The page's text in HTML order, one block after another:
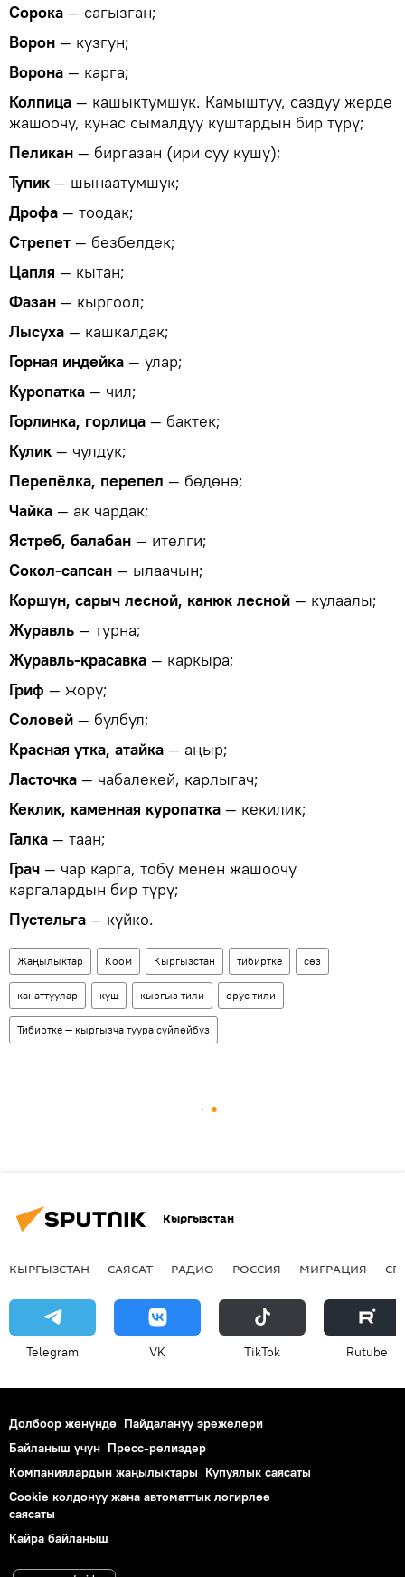
Сорока — сагызган;
Ворон — кузгун;
Ворона — карга;
Колпица — кашыктумшук. Камыштуу, саздуу жерде
жашоочу, кунас сымалдуу куштардын бир түрү;
Пеликан — биргазан (ири суу кушу);
Тупик — шынаатумшук;
Дрофа — тоодак;
Стрепет — безбелдек;
Цапля — кытан;
Фазан — кыргоол;
Лысуха — кашкалдак;
Горная индейка — улар;
Куропатка — чил;
Горлинка, горлица — бактек;
Кулик — чулдук;
Перепёлка, перепел — бөдөнө;
Чайка — ак чардак;
Ястреб, балабан — ителги;
Сокол-сапсан — ылаачын;
Коршун, сарыч лесной, канюк лесной — кулаалы;
Журавль — турна;
Журавль-красавка — каркыра;
Гриф — жору;
Соловей — булбул;
Красная утка, атайка — аңыр;
Ласточка — чабалекей, карлыгач;
Кеклик, каменная куропатка — кекилик;
Галка — таан;
Грач — чар карга, тобу менен жашоочу
каргалардын бир түрү;
Пустельга — күйкө.
Жаңылыктар Коом Кыргызстан тибиртке сөз
канаттуулар куш кыргыз тили орус тили
Тибиртке — кыргызча туура сүйлөйбүз
Кыргызстан
КЫРГЫЗСТАН САЯСАТ РАДИО РОССИЯ МИГРАЦИЯ
Telegram VK ТikТоk Rutube
Долбоор жөнүндө Пайдалануу эрежелери
Байланыш үчүн Пресс-релиздер
Компаниялардын жаңылыктары Купуялык саясаты
Cookie колдонуу жана автоматтык логирлөө
саясаты
Кайра байланыш